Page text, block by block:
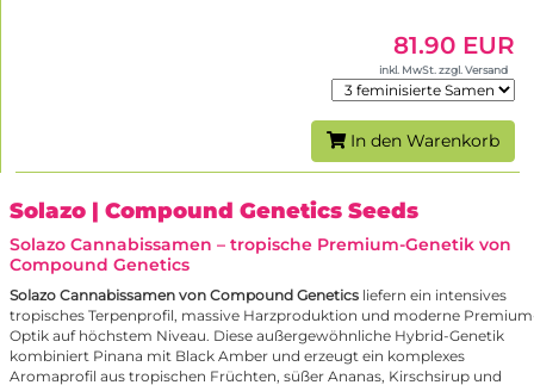
81.90 EUR
inkl. MwSt. zzgl. Versand
In den Warenkorb
Solazo | Compound Genetics Seeds
Solazo Cannabissamen – tropische Premium-Genetik von
Compound Genetics
Solazo Cannabissamen von Compound Genetics liefern ein intensives
tropisches Terpenprofil, massive Harzproduktion und moderne
Optik auf höchstem Niveau. Diese außergewöhnliche Hybrid-Genetik
kombiniert Pinana mit Black Amber und erzeugt ein komplexes
Aromaprofil aus tropischen Früchten, süßer Ananas, Kirschsirup und